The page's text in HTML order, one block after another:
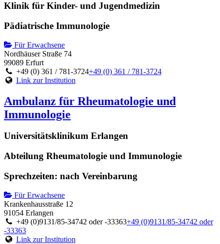
Klinik für Kinder- und Jugendmedizin
Pädiatrische Immunologie
Für Erwachsene
Nordhäuser Straße 74
99089 Erfurt
+49 (0) 361 / 781-3724+49 (0) 361 / 781-3724
Link zur Institution
Ambulanz für Rheumatologie und
Immunologie
Universitätsklinikum Erlangen
Abteilung Rheumatologie und Immunologie
Sprechzeiten: nach Vereinbarung
Für Erwachsene
Krankenhausstraße 12
91054 Erlangen
+49 (0)9131/85-34742 oder -33363+49 (0)9131/85-34742 oder
-33363
Link zur Institution